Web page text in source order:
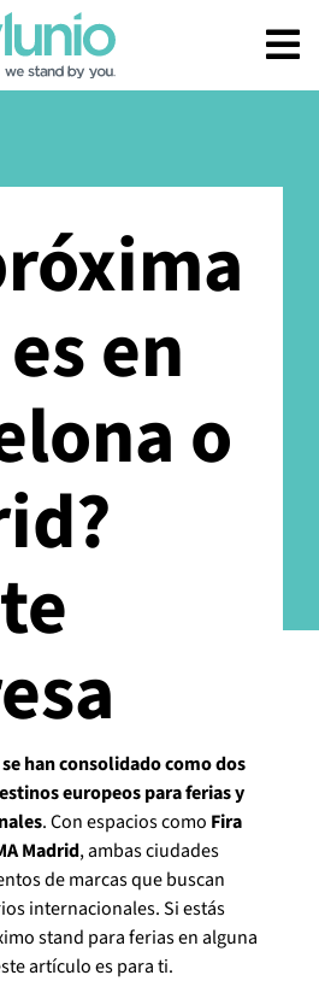
en
o
han consolidado como dos
europeos para ferias y
. Con espacios como Fira
Madrid, ambas ciudades
de marcas que buscan
internacionales. Si estás
stand para ferias en alguna
artículo es para ti.